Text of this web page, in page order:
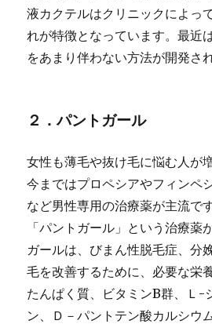
液カクテルはクリニックによっ
れが特徴となっています。最近
をあまり伴わない方法が開発さ
２．パントガール
女性も薄毛や抜け毛に悩む人が
今まではプロペシアやフィンペ
など男性専用の治療薬が主流で
「パントガール」 という治療薬
ガールは、びまん性脱毛症、分
毛を改善するために、必要な栄
たんぱく質、ビタミンB群、Ｌ-
ン、Ｄ－パントテン酸カルシウ